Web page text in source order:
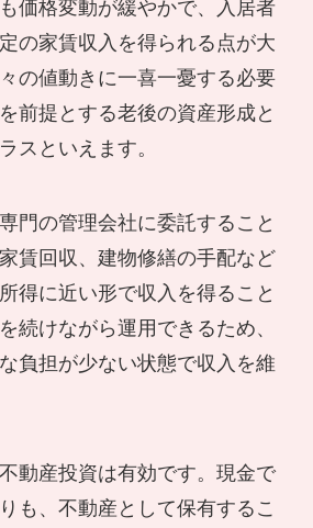
価格変動が緩やかで、入居者
の家賃収入を得られる点が大
の値動きに一喜一憂する必要
前提とする老後の資産形成と
スといえます。
門の管理会社に委託すること
賃回収、建物修繕の手配など
得に近い形で収入を得ること
続けながら運用できるため、
負担が少ない状態で収入を維
動産投資は有効です。現金で
も、不動産として保有するこ